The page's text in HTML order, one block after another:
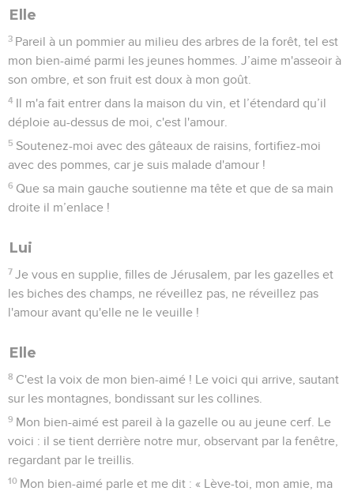
Elle
3 Pareil à un pommier au milieu des arbres de la forêt, tel est
mon bien-aimé parmi les jeunes hommes. J’aime m'asseoir à
son ombre, et son fruit est doux à mon goût.
4 Il m'a fait entrer dans la maison du vin, et l’étendard qu’il
déploie au-dessus de moi, c'est l'amour.
5 Soutenez-moi avec des gâteaux de raisins, fortifiez-moi
avec des pommes, car je suis malade d'amour !
6 Que sa main gauche soutienne ma tête et que de sa main
droite il m’enlace !
Lui
7 Je vous en supplie, filles de Jérusalem, par les gazelles et
les biches des champs, ne réveillez pas, ne réveillez pas
l'amour avant qu'elle ne le veuille !
Elle
8 C'est la voix de mon bien-aimé ! Le voici qui arrive, sautant
sur les montagnes, bondissant sur les collines.
9 Mon bien-aimé est pareil à la gazelle ou au jeune cerf. Le
voici : il se tient derrière notre mur, observant par la fenêtre,
regardant par le treillis.
10 Mon bien-aimé parle et me dit : « Lève-toi, mon amie, ma